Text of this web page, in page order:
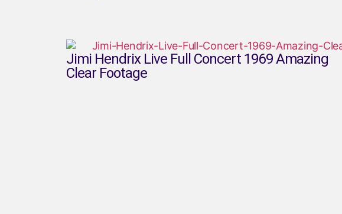
Jimi Hendrix Live Full Concert 1969 Amazing
Clear Footage